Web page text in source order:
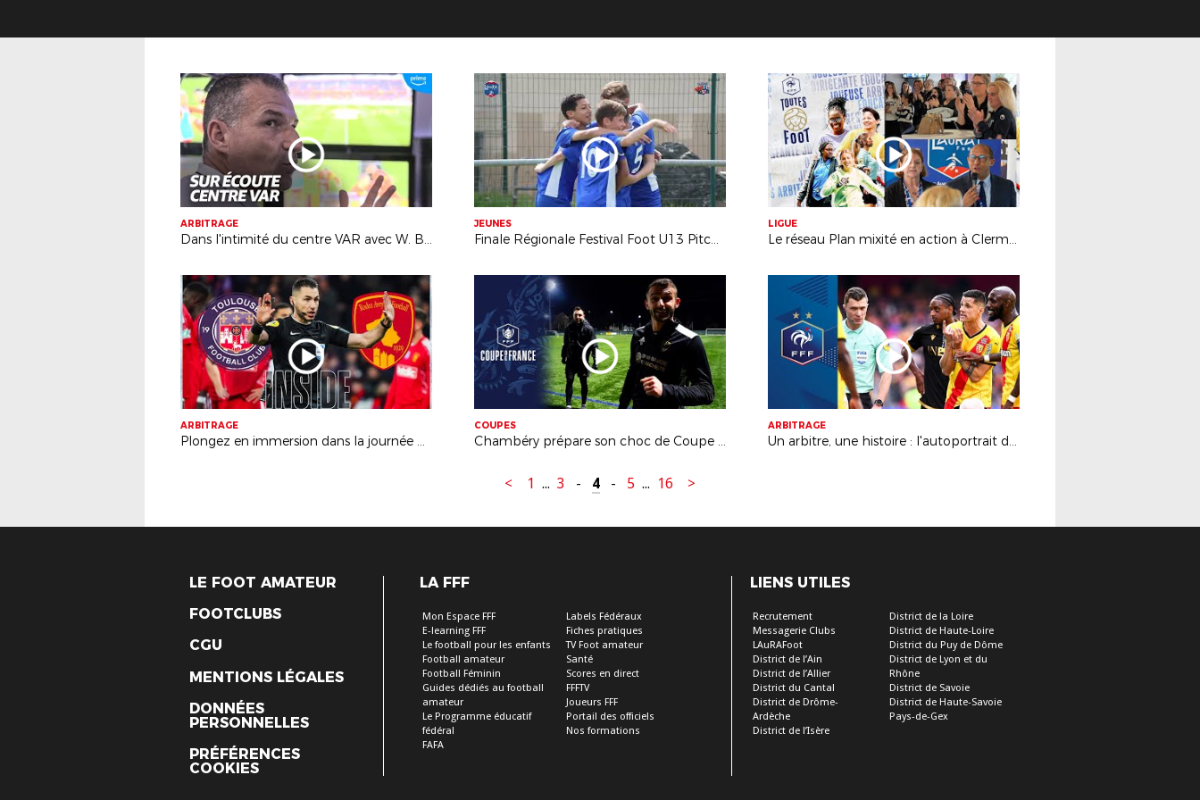
ARBITRAGE
Dans l'intimité du centre VAR avec W. Bien et J. Pignard
JEUNES
Finale Régionale Festival Foot U13 Pitch 2023 à Feurs (42)
LIGUE
Le réseau Plan mixité en action à Clermont-Ferrand
ARBITRAGE
Plongez en immersion dans la journée des arbitres du quart de finale de Coupe de France Toulouse - Rodez.
COUPES
Chambéry prépare son choc de Coupe de France face à l'OL I FFF 2023
ARBITRAGE
Un arbitre, une histoire : l'autoportrait de Willy Delajod I FFF 2023
< 1 ... 3 - 4 - 5 ... 16 >
LE FOOT AMATEUR
FOOTCLUBS
CGU
MENTIONS LÉGALES
DONNÉES
PERSONNELLES
PRÉFÉRENCES
COOKIES
LA FFF
Mon Espace FFF
E-learning FFF
Le football pour les enfants
Football amateur
Football Féminin
Guides dédiés au football
amateur
Le Programme éducatif
fédéral
FAFA
Labels Fédéraux
Fiches pratiques
TV Foot amateur
Santé
Scores en direct
FFFTV
Joueurs FFF
Portail des officiels
Nos formations
LIENS UTILES
Recrutement
Messagerie Clubs
LAuRAFoot
District de l’Ain
District de l’Allier
District du Cantal
District de Drôme-
Ardèche
District de l’Isère
District de la Loire
District de Haute-Loire
District du Puy de Dôme
District de Lyon et du
Rhône
District de Savoie
District de Haute-Savoie
Pays-de-Gex